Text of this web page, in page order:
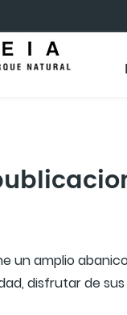
un amplio
disfrutar de